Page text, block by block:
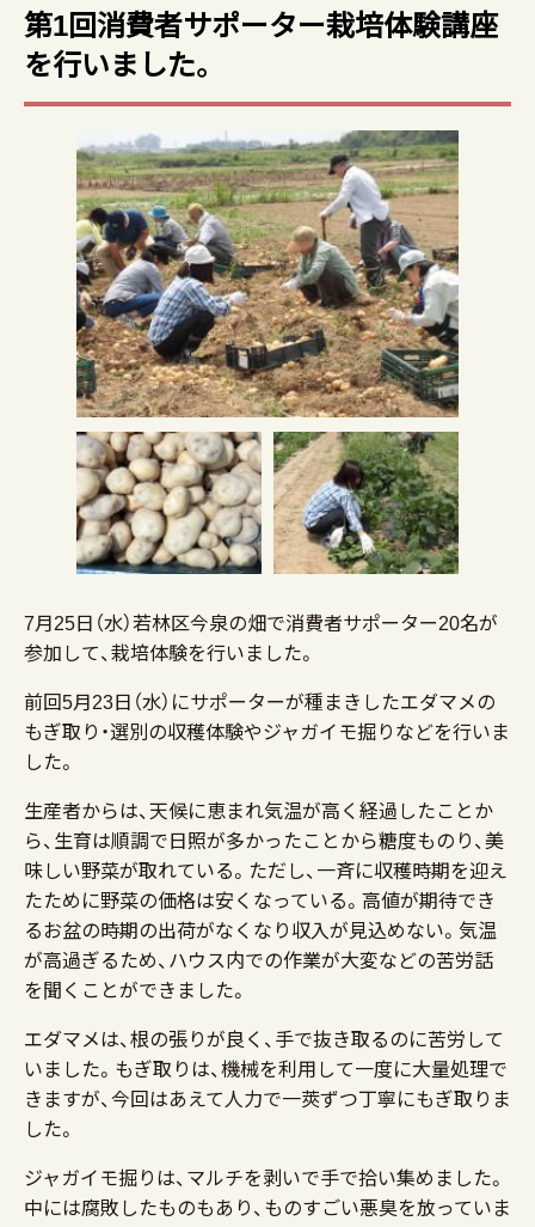
第1回消費者サポーター栽培体験講座
を行いました。
7月25日（水）若林区今泉の畑で消費者サポーター20名が
参加して、栽培体験を行いました。
前回5月23日（水）にサポーターが種まきしたエダマメの
もぎ取り・選別の収穫体験やジャガイモ掘りなどを行いま
した。
生産者からは、天候に恵まれ気温が高く経過したことか
ら、生育は順調で日照が多かったことから糖度ものり、美
味しい野菜が取れている。ただし、一斉に収穫時期を迎え
たために野菜の価格は安くなっている。高値が期待でき
るお盆の時期の出荷がなくなり収入が見込めない。気温
が高過ぎるため、ハウス内での作業が大変などの苦労話
を聞くことができました。
エダマメは、根の張りが良く、手で抜き取るのに苦労して
いました。もぎ取りは、機械を利用して一度に大量処理で
きますが、今回はあえて人力で一莢ずつ丁寧にもぎ取りま
した。
ジャガイモ掘りは、マルチを剥いで手で拾い集めました。
中には腐敗したものもあり、ものすごい悪臭を放っていま